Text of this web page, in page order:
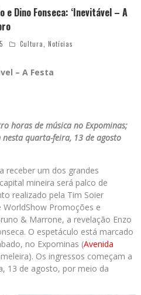
e Dino Fonseca: ‘Inevitável – A
Cultura, Notícias
– A Festa
horas de música no Expominas;
nesta quarta-feira, 13 de agosto
receber um dos grandes
mineira será palco de
realizado pela Tim Soier
Promoções e
& Marrone, a revelação Enzo
O espetáculo está marcado
no Expominas (Avenida
Os ingressos começam a
13 de agosto, por meio da